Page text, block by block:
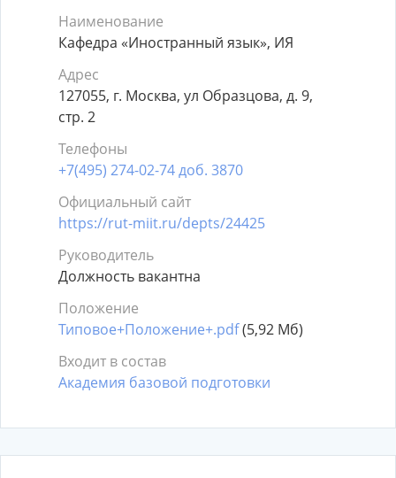
Наименование
Кафедра «Иностранный язык», ИЯ
Адрес
127055, г. Москва, ул Образцова, д. 9,
стр. 2
Телефоны
+7(495) 274-02-74 доб. 3870
Официальный сайт
https://rut-miit.ru/depts/24425
Руководитель
Должность вакантна
Положение
Типовое+Положение+.pdf(5,92 Мб)
Входит в состав
Академия базовой подготовки